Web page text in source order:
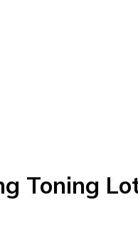
Toning